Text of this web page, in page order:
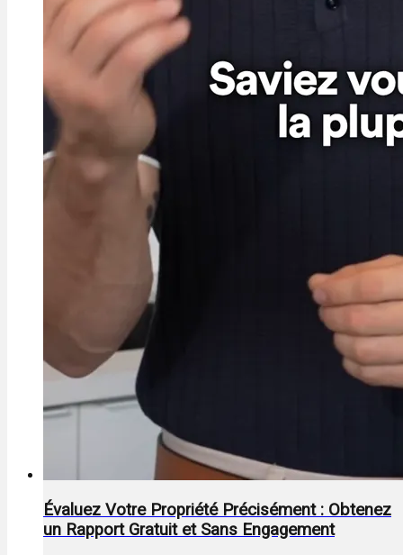
Évaluez Votre Propriété Précisément : Obtenez
un Rapport Gratuit et Sans Engagement